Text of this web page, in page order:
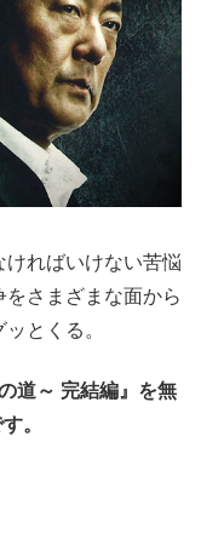
ればいけない苦悩
さまざまな面から
とくる。
道～ 完結編』を無
。